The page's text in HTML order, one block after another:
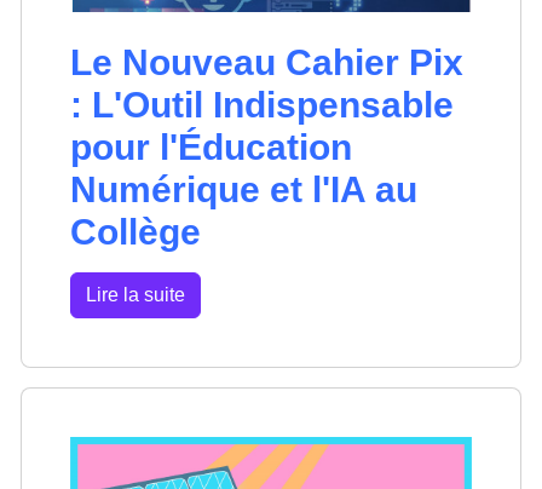
Le Nouveau Cahier Pix
: L'Outil Indispensable
pour l'Éducation
Numérique et l'IA au
Collège
Lire la suite